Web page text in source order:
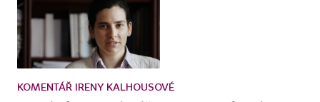
KOMENTÁŘ IRENY KALHOUSOVÉ